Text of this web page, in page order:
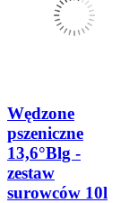
Wędzone
pszeniczne
13,6°Blg -
zestaw
surowców 10l